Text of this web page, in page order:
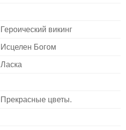
Героический викинг
Исцелен Богом
Ласка
Прекрасные цветы.